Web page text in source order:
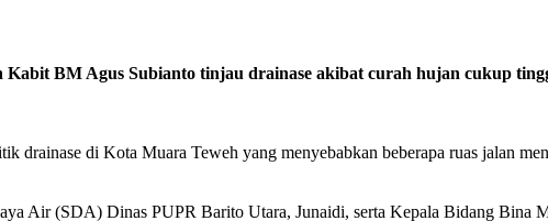
BM Agus Subianto tinjau drainase akibat curah hujan cukup
di Kota Muara Teweh yang menyebabkan beberapa ruas jalan
Air (SDA) Dinas PUPR Barito Utara, Junaidi, serta Kepala Bidang Bina